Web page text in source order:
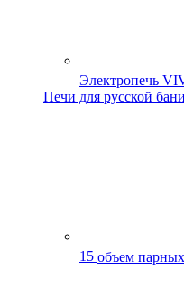
Электропечь
Печи для русской
15 объем